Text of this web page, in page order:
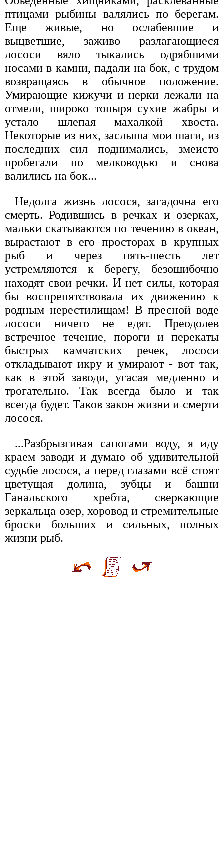
птицами рыбины валялись по берегам.
Еще живые, но ослабевшие и
выцветшие, заживо разлагающиеся
лососи вяло тыкались одрябшими
носами в камни, падали на бок, с трудом
возвращаясь в обычное положение.
Умирающие кижучи и нерки лежали на
отмели, широко топыря сухие жабры и
устало шлепая махалкой хвоста.
Некоторые из них, заслыша мои шаги, из
последних сил поднимались, змеисто
пробегали по мелководью и снова
валились на бок...
Недолга жизнь лосося, загадочна его
смерть. Родившись в речках и озерках,
мальки скатываются по течению в океан,
вырастают в его просторах в крупных
рыб и через пять-шесть лет
устремляются к берегу, безошибочно
находят свои речки. И нет силы, которая
бы воспрепятствовала их движению к
родным нерестилищам! В пресной воде
лососи ничего не едят. Преодолев
встречное течение, пороги и перекаты
быстрых камчатских речек, лососи
откладывают икру и умирают - вот так,
как в этой заводи, угасая медленно и
трогательно. Так всегда было и так
всегда будет. Таков закон жизни и смерти
лосося.
...Разбрызгивая сапогами воду, я иду
краем заводи и думаю об удивительной
судьбе лосося, а перед глазами всё стоят
цветущая долина, зубцы и башни
Ганальского хребта, сверкающие
зеркальца озер, хоровод и стремительные
броски больших и сильных, полных
жизни рыб.